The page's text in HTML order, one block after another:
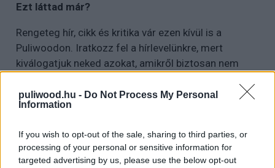
puliwood.hu - Do Not Process My Personal
Information
If you wish to opt-out of the sale, sharing to third parties, or
processing of your personal or sensitive information for
targeted advertising by us, please use the below opt-out
Ezt láttad már?
Rengeteg hír, cikk és kritika vár ezen kívül is a
Puliwoodon. Iratkozz fel a hírlevelünkre, mert
kiválogatjuk neked azokat, amikről biztosan nem
Kijelentem, hogy azadatkezelési nyilatkozat tartalmát
megismertem és azt elfogadom.